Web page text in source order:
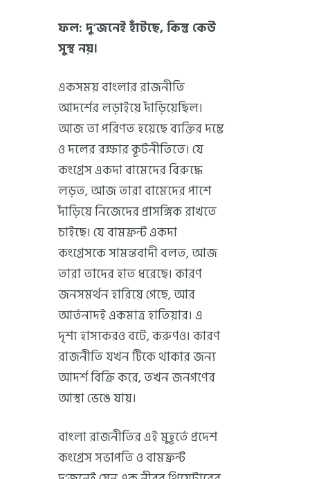
ফল: দু’জনেই হাঁটছে, কিন্তু কেউ
সুস্থ নয়।
একসময় বাংলার রাজনীতি
আদর্শের লড়াইয়ে দাঁড়িয়েছিল।
আজ তা পরিণত হয়েছে ব্যক্তির দম্ভে
ও দলের রক্ষার কূটনীতিতে। যে
কংগ্রেস একদা বামেদের বিরুদ্ধে
লড়ত, আজ তারা বামেদের পাশে
দাঁড়িয়ে নিজেদের প্রাসঙ্গিক রাখতে
চাইছে। যে বামফ্রন্ট একদা
কংগ্রেসকে সামন্তবাদী বলত, আজ
তারা তাদের হাত ধরেছে। কারণ
জনসমর্থন হারিয়ে গেছে, আর
আর্তনাদই একমাত্র হাতিয়ার। এ
দৃশ্য হাস্যকরও বটে, করুণও। কারণ
রাজনীতি যখন টিকে থাকার জন্য
আদর্শ বিক্রি করে, তখন জনগণের
আস্থা ভেঙে যায়।
বাংলা রাজনীতির এই মুহূর্তে প্রদেশ
কংগ্রেস সভাপতি ও বামফ্রন্ট